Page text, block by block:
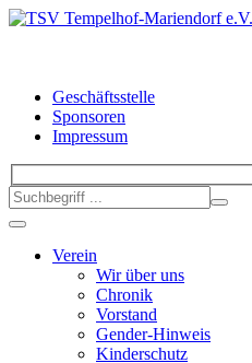
Geschäftsstelle
Sponsoren
Impressum
Verein
Wir über uns
Chronik
Vorstand
Gender-Hinweis
Kinderschutz